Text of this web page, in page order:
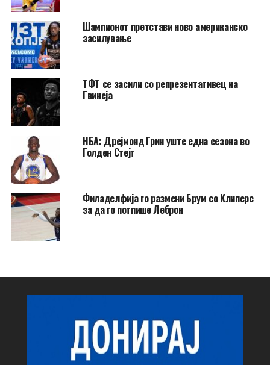
Шампионот претстави ново американско
засилување
ТФТ се засили со репрезентативец на
Гвинеја
НБА: Дрејмонд Грин уште една сезона во
Голден Стејт
Филаделфија го размени Брум со Клиперс
за да го потпише Леброн